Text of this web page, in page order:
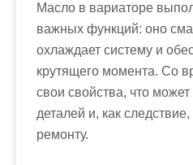
Масло в вариаторе
важных функций: оно
охлаждает систему и
крутящего момента. Со
свои свойства, что может
деталей и, как
ремонту.